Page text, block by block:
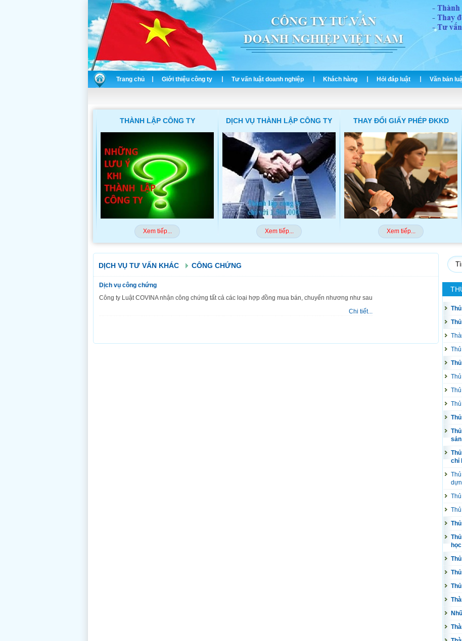
Trang chủ Giới thiệu công ty Tư vấn luật doanh nghiệp Khách hàng Hỏi đáp luật Văn bản
THÀNH LẬP CÔNG TY
Xem tiếp...
DỊCH VỤ THÀNH LẬP CÔNG TY
Xem tiếp...
THAY ĐỔI GIẤY PHÉP ĐKKD
Xem tiếp...
DỊCH VỤ TƯ VẤN KHÁC CÔNG CHỨNG
Dịch vụ công chứng
Công ty Luật COVINA nhận công chứng tất cả các loại hợp đồng mua bán, chuyển nhương như sau
Chi tiết...
sản
chỉ
học